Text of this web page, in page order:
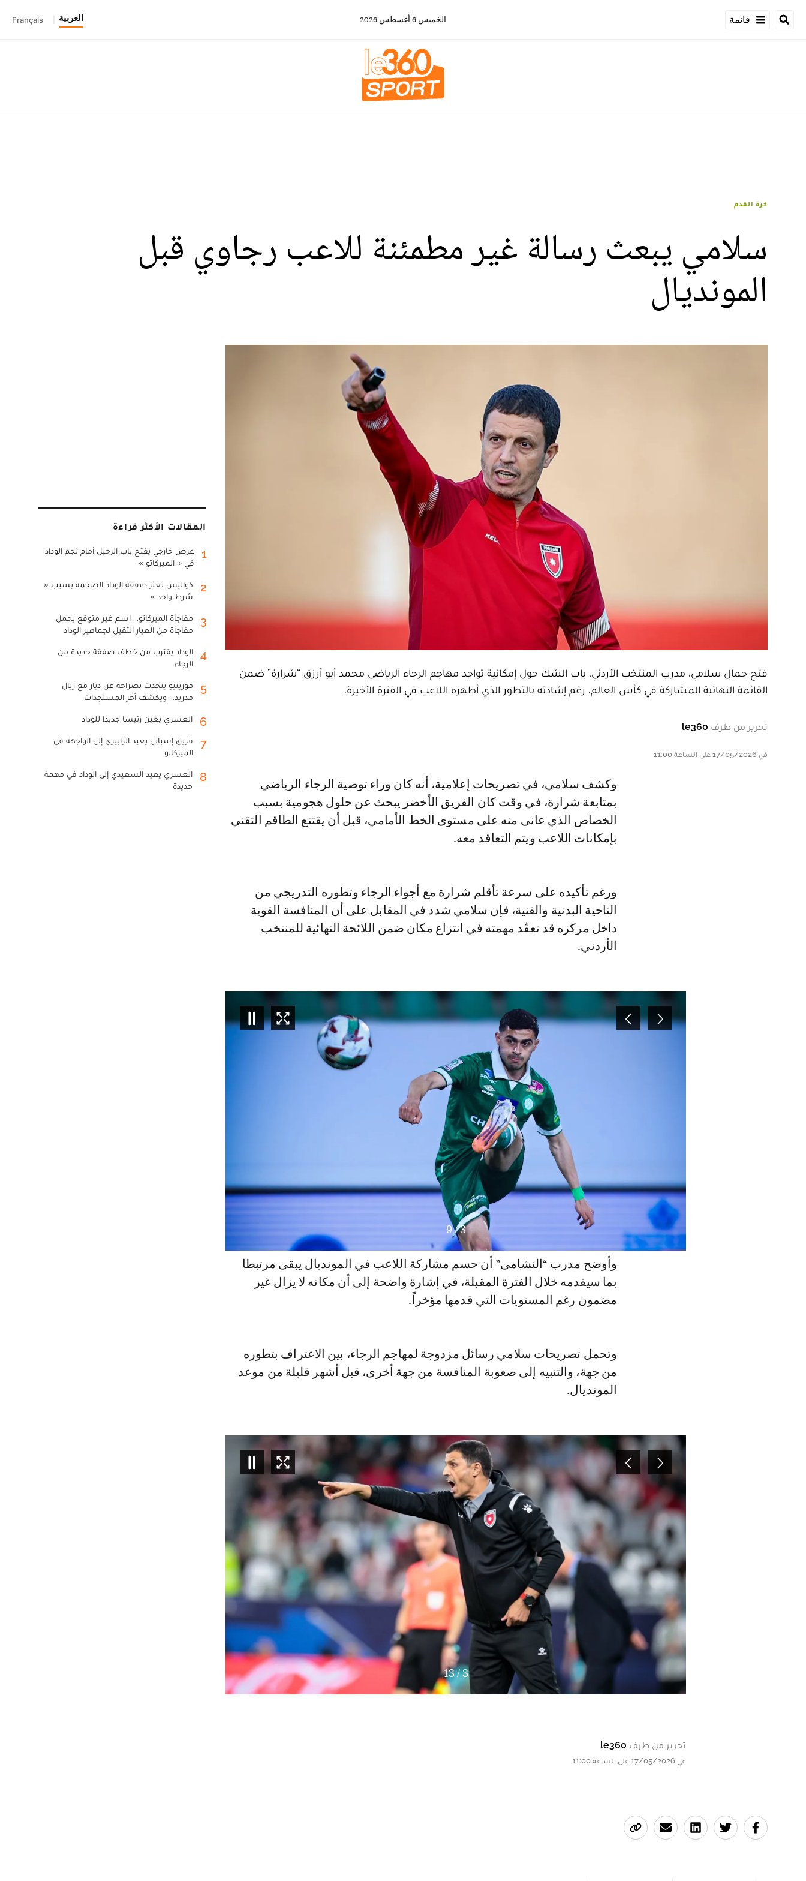
قائمة الخميس 6 أغسطس 2026 العربية Français
كرة القدم
سلامي يبعث رسالة غير مطمئنة للاعب رجاوي قبل
المونديال
فتح جمال سلامي، مدرب المنتخب الأردني، باب الشك حول إمكانية تواجد مهاجم الرجاء الرياضي محمد أبو أرزق “شرارة” ضمن
القائمة النهائية المشاركة في كأس العالم، رغم إشادته بالتطور الذي أظهره اللاعب في الفترة الأخيرة.
تحرير من طرف le360
في 17/05/2026 على الساعة 11:00
وكشف سلامي، في تصريحات إعلامية، أنه كان وراء توصية الرجاء الرياضي
بمتابعة شرارة، في وقت كان الفريق الأخضر يبحث عن حلول هجومية بسبب
الخصاص الذي عانى منه على مستوى الخط الأمامي، قبل أن يقتنع الطاقم التقني
بإمكانات اللاعب ويتم التعاقد معه.
ورغم تأكيده على سرعة تأقلم شرارة مع أجواء الرجاء وتطوره التدريجي من
الناحية البدنية والفنية، فإن سلامي شدد في المقابل على أن المنافسة القوية
داخل مركزه قد تعقّد مهمته في انتزاع مكان ضمن اللائحة النهائية للمنتخب
الأردني.
3
/
9
وأوضح مدرب “النشامى” أن حسم مشاركة اللاعب في المونديال يبقى مرتبطا
بما سيقدمه خلال الفترة المقبلة، في إشارة واضحة إلى أن مكانه لا يزال غير
مضمون رغم المستويات التي قدمها مؤخراً.
وتحمل تصريحات سلامي رسائل مزدوجة لمهاجم الرجاء، بين الاعتراف بتطوره
من جهة، والتنبيه إلى صعوبة المنافسة من جهة أخرى، قبل أشهر قليلة من موعد
المونديال.
3
/
13
تحرير من طرف le360
في 17/05/2026 على الساعة 11:00
المقالات الأكثر قراءة
1
عرض خارجي يفتح باب الرحيل أمام نجم الوداد
في « الميركاتو »
2
كواليس تعثر صفقة الوداد الضخمة بسبب «
شرط واحد »
3
مفاجأة الميركاتو... اسم غير متوقع يحمل
مفاجأة من العيار الثقيل لجماهير الوداد
4
الوداد يقترب من خطف صفقة جديدة من
الرجاء
5
مورينيو يتحدث بصراحة عن دياز مع ريال
مدريد... ويكشف آخر المستجدات
6 العسري يعين رئيسا جديدا للوداد
7
فريق إسباني يعيد الزابيري إلى الواجهة في
الميركاتو
8
العسري يعيد السعيدي إلى الوداد في مهمة
جديدة